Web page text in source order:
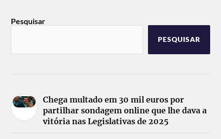
Pesquisar
PESQUISAR
Chega multado em 30 mil euros por
partilhar sondagem online que lhe dava a
vitória nas Legislativas de 2025